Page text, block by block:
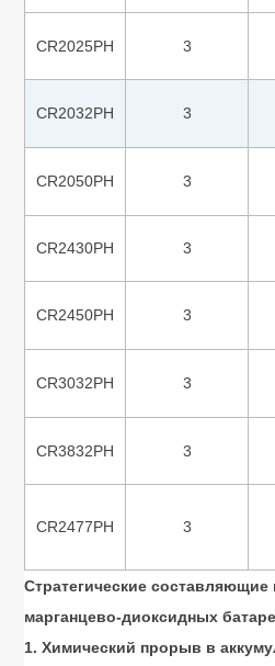
CR2025PH 3
CR2032PH 3
CR2050PH 3
CR2430PH 3
CR2450PH 3
CR3032PH 3
CR3832PH 3
CR2477PH 3
Стратегические составляющие
марганцево-диоксидных
1. Химический прорыв в